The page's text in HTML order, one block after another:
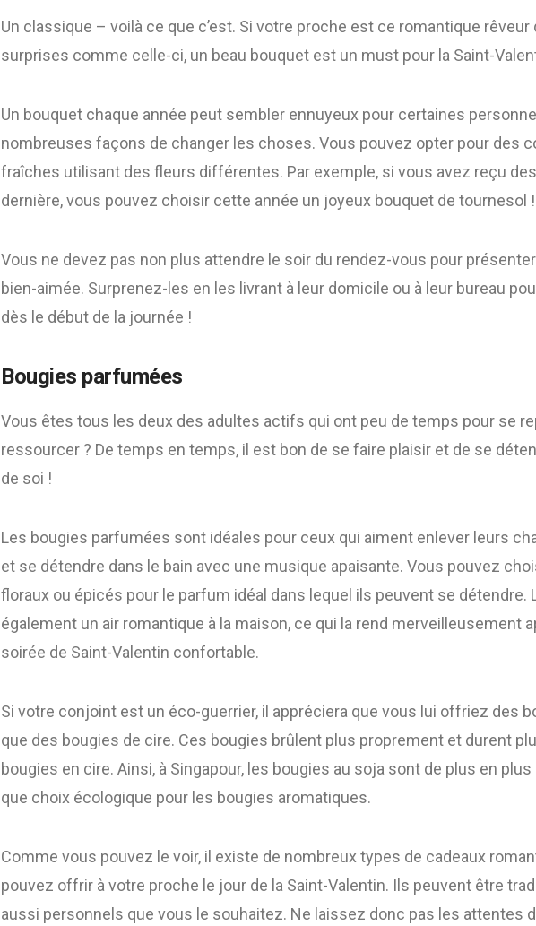
Un classique – voilà ce que c’est. Si votre proche est ce romantique
surprises comme celle-ci, un beau bouquet est un must pour la Saint-
Un bouquet chaque année peut sembler ennuyeux pour certaines
nombreuses façons de changer les choses. Vous pouvez opter pour des
fraîches utilisant des fleurs différentes. Par exemple, si vous avez reçu des
dernière, vous pouvez choisir cette année un joyeux bouquet de tournesol !
Vous ne devez pas non plus attendre le soir du rendez-vous pour
bien-aimée. Surprenez-les en les livrant à leur domicile ou à leur bureau
dès le début de la journée !
Bougies parfumées
Vous êtes tous les deux des adultes actifs qui ont peu de temps pour se
ressourcer ? De temps en temps, il est bon de se faire plaisir et de se
de soi !
Les bougies parfumées sont idéales pour ceux qui aiment enlever leurs
et se détendre dans le bain avec une musique apaisante. Vous pouvez
floraux ou épicés pour le parfum idéal dans lequel ils peuvent se détendre.
également un air romantique à la maison, ce qui la rend merveilleusement
soirée de Saint-Valentin confortable.
Si votre conjoint est un éco-guerrier, il appréciera que vous lui offriez des
que des bougies de cire. Ces bougies brûlent plus proprement et durent
bougies en cire. Ainsi, à Singapour, les bougies au soja sont de plus en
que choix écologique pour les bougies aromatiques.
Comme vous pouvez le voir, il existe de nombreux types de cadeaux
pouvez offrir à votre proche le jour de la Saint-Valentin. Ils peuvent être
aussi personnels que vous le souhaitez. Ne laissez donc pas les attentes